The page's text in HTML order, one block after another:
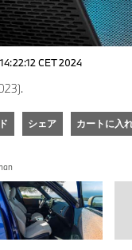
CET 2024
シェア カートに入